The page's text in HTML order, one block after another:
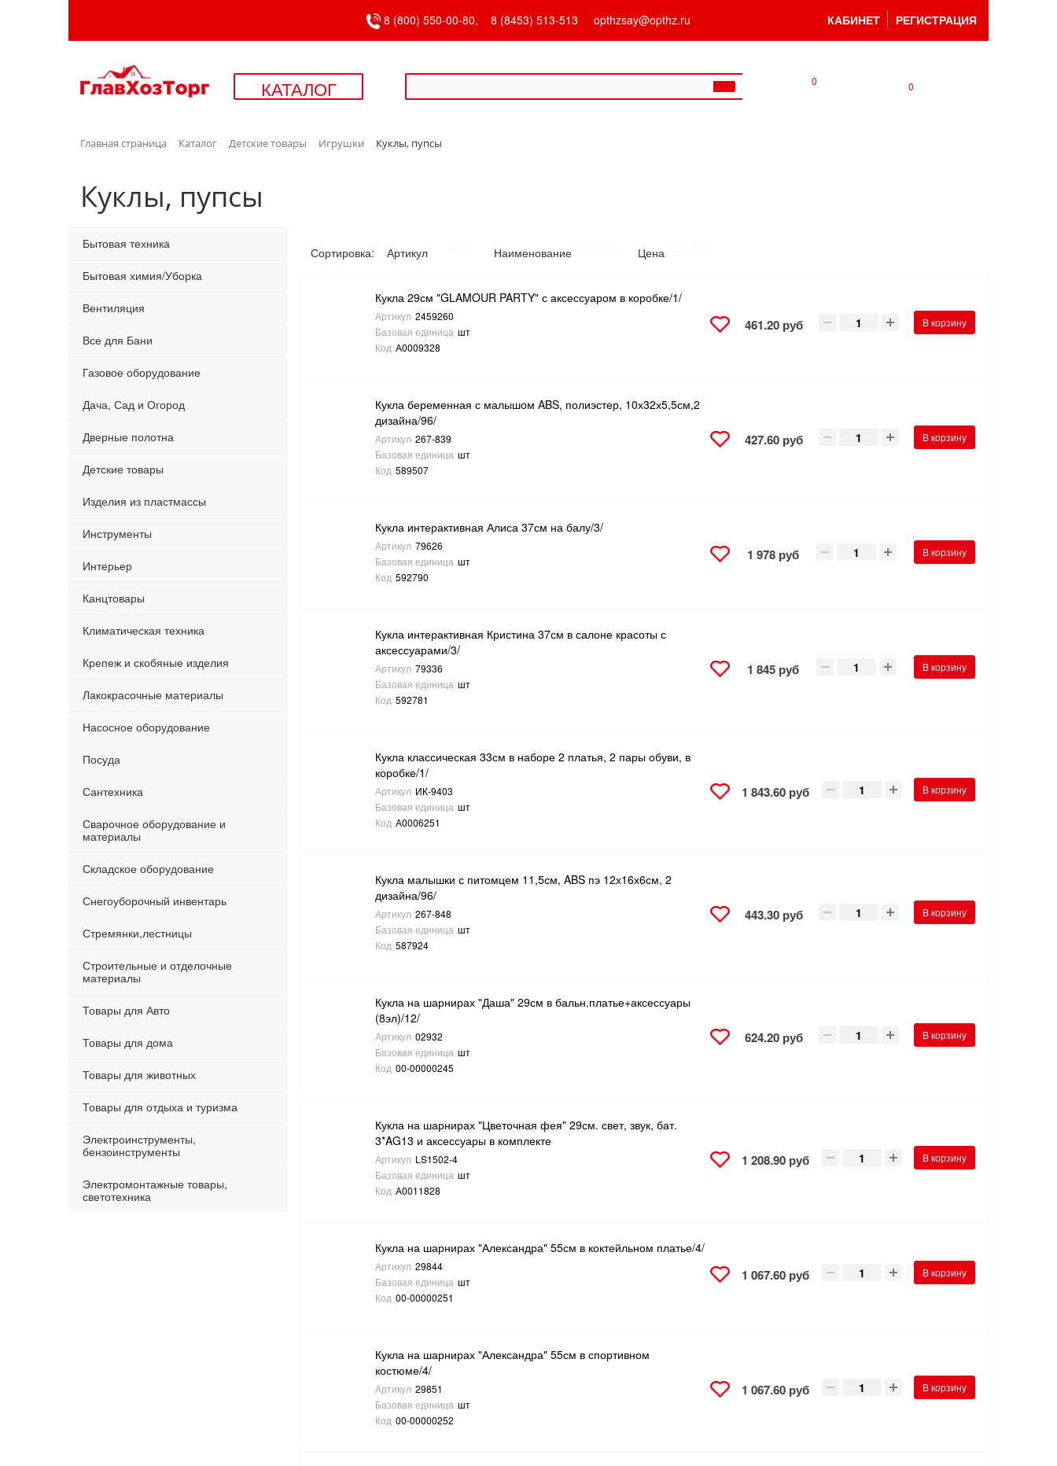
8 (800) 550-00-80, 8 (8453) 513-513 opthzsay@opthz.ru КАБИНЕТ РЕГИСТРАЦИЯ
КАТАЛОГ 0 0
Главная страница Каталог Детские товары Игрушки Куклы, пупсы
Куклы, пупсы
Бытовая техника
Бытовая химия/Уборка
Вентиляция
Все для Бани
Газовое оборудование
Дача, Сад и Огород
Дверные полотна
Детские товары
Изделия из пластмассы
Инструменты
Интерьер
Канцтовары
Климатическая техника
Крепеж и скобяные изделия
Лакокрасочные материалы
Насосное оборудование
Посуда
Сантехника
Сварочное оборудование и
материалы
Складское оборудование
Снегоуборочный инвентарь
Стремянки,лестницы
Строительные и отделочные
материалы
Товары для Авто
Товары для дома
Товары для животных
Товары для отдыха и туризма
Электроинструменты,
бензоинструменты
Электромонтажные товары,
светотехника
Сортировка: Артикул Наименование Цена
Кукла 29см "GLAMOUR PARTY" с аксессуаром в коробке/1/
Артикул 2459260
Базовая единица шт
Код А0009328
461.20 руб В корзину
Кукла беременная с малышом ABS, полиэстер, 10х32х5,5см,2
дизайна/96/
Артикул 267-839
Базовая единица шт
Код 589507
427.60 руб В корзину
Кукла интерактивная Алиса 37см на балу/3/
Артикул 79626
Базовая единица шт
Код 592790
1 978 руб В корзину
Кукла интерактивная Кристина 37см в салоне красоты с
аксессуарами/3/
Артикул 79336
Базовая единица шт
Код 592781
1 845 руб В корзину
Кукла классическая 33см в наборе 2 платья, 2 пары обуви, в
коробке/1/
Артикул ИК-9403
Базовая единица шт
Код А0006251
1 843.60 руб В корзину
Кукла малышки с питомцем 11,5см, ABS пэ 12х16х6см, 2
дизайна/96/
Артикул 267-848
Базовая единица шт
Код 587924
443.30 руб В корзину
Кукла на шарнирах "Даша" 29см в бальн.платье+аксессуары
(8эл)/12/
Артикул 02932
Базовая единица шт
Код 00-00000245
624.20 руб В корзину
Кукла на шарнирах "Цветочная фея" 29см. свет, звук, бат.
3*AG13 и аксессуары в комплекте
Артикул LS1502-4
Базовая единица шт
Код А0011828
1 208.90 руб В корзину
Кукла на шарнирах "Александра" 55см в коктейльном платье/4/
Артикул 29844
Базовая единица шт
Код 00-00000251
1 067.60 руб В корзину
Кукла на шарнирах "Александра" 55см в спортивном
костюме/4/
Артикул 29851
Базовая единица шт
Код 00-00000252
1 067.60 руб В корзину